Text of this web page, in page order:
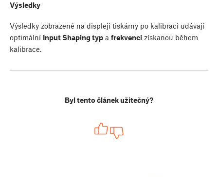
Výsledky
Výsledky zobrazené na displeji tiskárny po kalibraci udávají
optimální Input Shaping typ a frekvenci získanou během
kalibrace.
Byl tento článek užitečný?